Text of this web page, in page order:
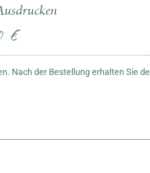
€
Nach der Bestellung erhalten Sie